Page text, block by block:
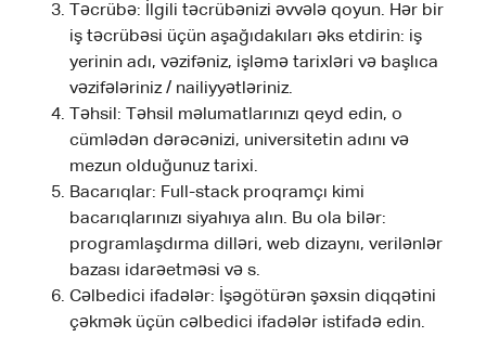
Təcrübə: İlgili təcrübənizi əvvələ qoyun. Hər bir
iş təcrübəsi üçün aşağıdakıları əks etdirin: iş
yerinin adı, vəzifəniz, işləmə tarixləri və başlıca
vəzifələriniz / nailiyyətləriniz.
Təhsil: Təhsil məlumatlarınızı qeyd edin, o
cümlədən dərəcənizi, universitetin adını və
mezun olduğunuz tarixi.
Bacarıqlar: Full-stack proqramçı kimi
bacarıqlarınızı siyahıya alın. Bu ola bilər:
programlaşdırma dilləri, web dizaynı, verilənlər
bazası idarəetməsi və s.
Cəlbedici ifadələr: İşəgötürən şəxsin diqqətini
çəkmək üçün cəlbedici ifadələr istifadə edin.